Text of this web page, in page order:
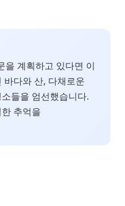
을 계획하고 있다면 이
바다와 산, 다채로운
들을 엄선했습니다.
추억을